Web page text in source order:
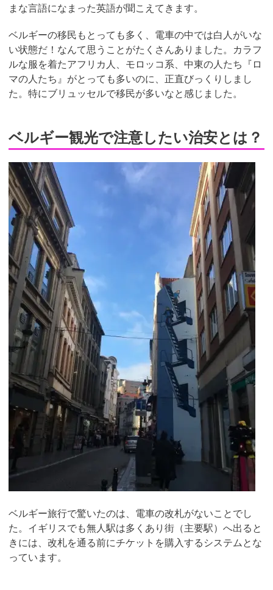
まな言語になまった英語が聞こえてきます。
ベルギーの移民もとっても多く、電車の中では白人がいな
い状態だ！なんて思うことがたくさんありました。カラフ
ルな服を着たアフリカ人、モロッコ系、中東の人たち『ロ
マの人たち』がとっても多いのに、正直びっくりしまし
た。特にブリュッセルで移民が多いなと感じました。
ベルギー観光で注意したい治安とは？
ベルギー旅行で驚いたのは、電車の改札がないことでし
た。イギリスでも無人駅は多くあり街（主要駅）へ出ると
きには、改札を通る前にチケットを購入するシステムとな
っています。